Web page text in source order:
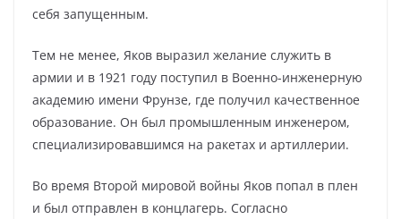
себя запущенным.
Тем не менее, Яков выразил желание служить в
армии и в 1921 году поступил в Военно-инженерную
академию имени Фрунзе, где получил качественное
образование. Он был промышленным инженером,
специализировавшимся на ракетах и артиллерии.
Во время Второй мировой войны Яков попал в плен
и был отправлен в концлагерь. Согласно